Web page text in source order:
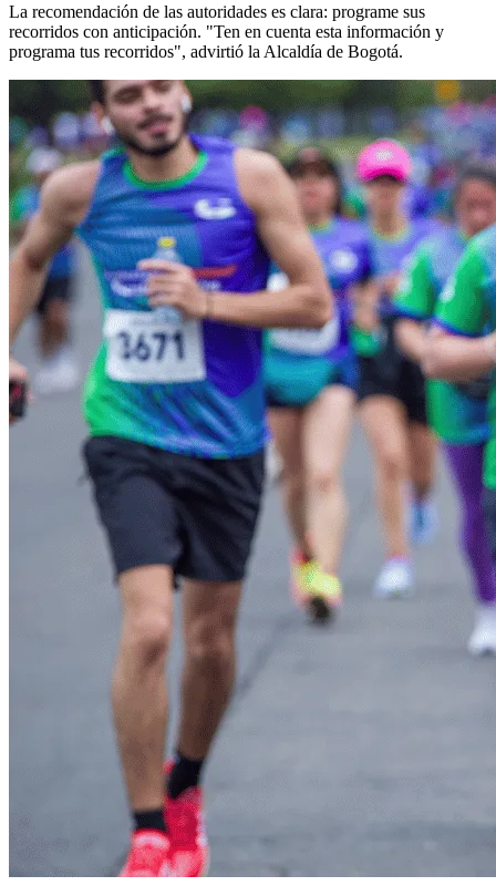
La recomendación de las autoridades es clara: programe sus
recorridos con anticipación. "Ten en cuenta esta información y
programa tus recorridos", advirtió la Alcaldía de Bogotá.